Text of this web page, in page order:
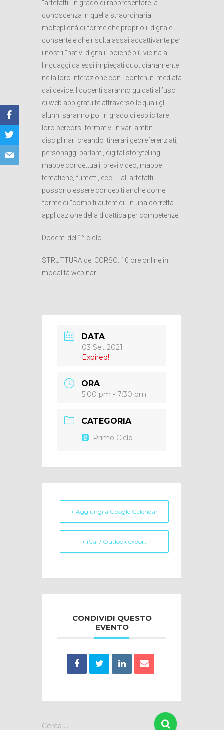
“artefatti” in grado di rappresentare la
conoscenza in quella straordinaria
molteplicità di forme che proprio il digitale
consente e che risulta assai accattivante per
i nostri “nativi digitali” poiché più vicina ai
linguaggi da essi impiegati quotidianamente
nella loro interazione con i contenuti mediata
dai device. I docenti saranno guidati all’uso
di web app gratuite attraverso le quali gli
alunni saranno poi in grado di esplicitare i
loro percorsi formativi in vari ambiti
disciplinari creando itinerari georeferenziati,
personaggi parlanti, digital storytelling,
mappe concettuali, brevi video, mappe
tematiche, fumetti, ecc.. Tali artefatti
possono essere concepiti anche come
forme di “compiti autentici” in una corretta
applicazione della didattica per competenze.
Docenti del 1° ciclo
STRUTTURA del CORSO: 10 ore online in
modalità webinar
DATA
03 Set 2021
Expired!
ORA
5:00 pm - 7:30 pm
CATEGORIA
Primo Ciclo
+ Aggiungi a Google Calendar
+ iCal / Outlook export
CONDIVIDI QUESTO
EVENTO
R
Cerca …